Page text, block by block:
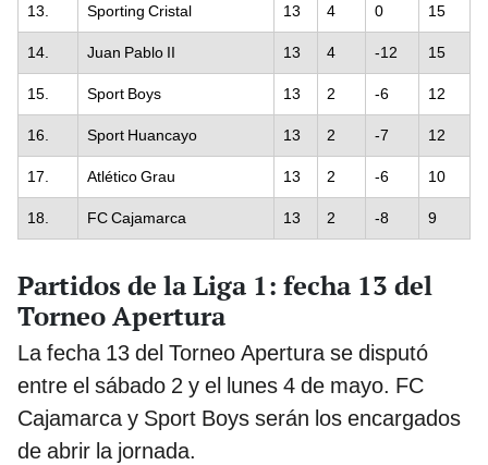
13. Sporting Cristal 13 4 0 15
14. Juan Pablo II 13 4 -12 15
15. Sport Boys 13 2 -6 12
16. Sport Huancayo 13 2 -7 12
17. Atlético Grau 13 2 -6 10
18. FC Cajamarca 13 2 -8 9
Partidos de la Liga 1: fecha 13 del
Torneo Apertura
La fecha 13 del Torneo Apertura se disputó
entre el sábado 2 y el lunes 4 de mayo. FC
Cajamarca y Sport Boys serán los encargados
de abrir la jornada.